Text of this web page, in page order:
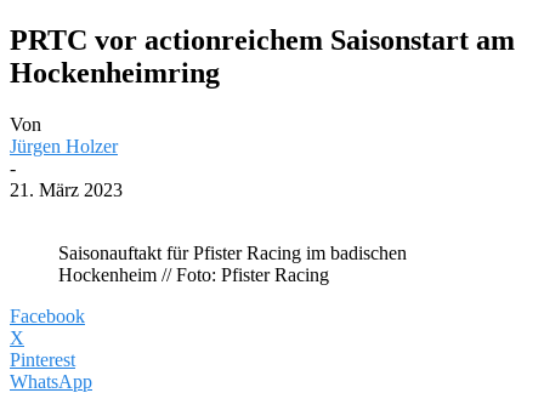
PRTC vor actionreichem Saisonstart am
Hockenheimring
Von
Jürgen Holzer
-
21. März 2023
Saisonauftakt für Pfister Racing im badischen
Hockenheim // Foto: Pfister Racing
Facebook
X
Pinterest
WhatsApp